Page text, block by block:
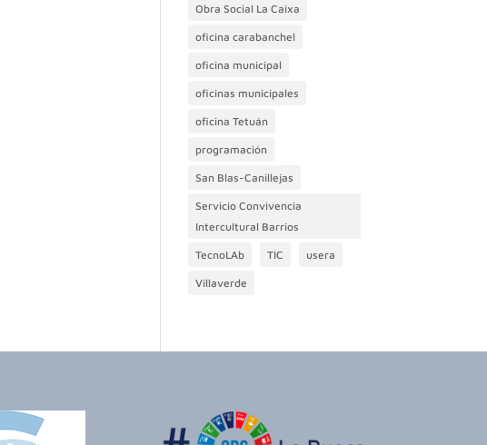
Obra Social La Caixa
oficina carabanchel
oficina municipal
oficinas municipales
oficina Tetuán
programación
San Blas-Canillejas
Servicio Convivencia
Intercultural Barrios
TecnoLAb TIC usera
Villaverde